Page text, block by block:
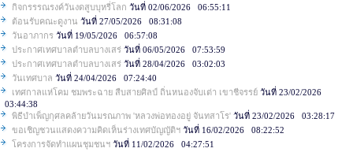
กิจกรรรณรงค์วันงดสูบบุหรี่โลก วันที่ 02/06/2026 06:55:11
ต้อนรับคณะดูงาน วันที่ 27/05/2026 08:31:08
วันอาภากร วันที่ 19/05/2026 06:57:08
ประกาศเทศบาลตำบลบางเสร่ วันที่ 06/05/2026 07:53:59
ประกาศเทศบาลตำบลบางเสร่ วันที่ 28/04/2026 03:02:03
วันเทศบาล วันที่ 24/04/2026 07:24:40
เทศกาลแห่โคม ชมพระฉาย สืบสายศิลป์ ถิ่นหนองจับเต่า เขาชีจรรย์ วันที่ 23/02/2026
03:44:38
พิธีบำเพ็ญกุศลคล้ายวันมรณภาพ 'หลวงพ่อทองอยู่ จันทสาโร' วันที่ 23/02/2026 03:28:17
ขอเชิญชวนแสดงความคิดเห็นร่างเทศบัญญัติฯ วันที่ 16/02/2026 08:22:52
โครงการจัดทำแผนชุมชนฯ วันที่ 11/02/2026 04:27:51